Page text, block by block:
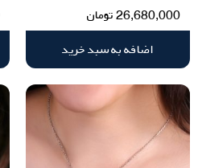
26,680,000تومان
اضافه به سبد خرید